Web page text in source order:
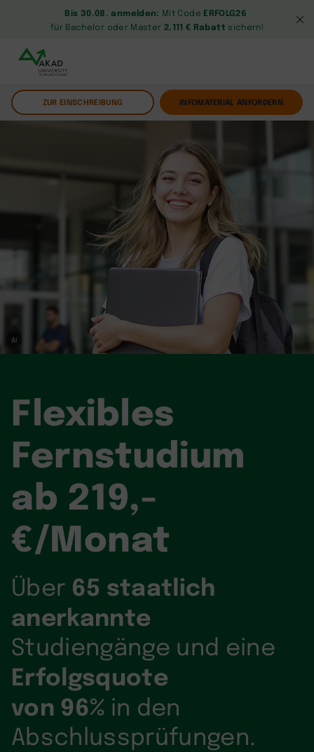
Bis 30.08. anmelden: Mit Code ERFOLG26
für Bachelor oder Master 2.111 € Rabatt sichern!
ZUR EINSCHREIBUNG INFOMATERIAL ANFORDERN
AI
Flexibles
Fernstudium
ab 219,-
€/Monat
Über 65 staatlich
anerkannte
Studiengänge und eine
Erfolgsquote
von 96% in den
Abschlussprüfungen.